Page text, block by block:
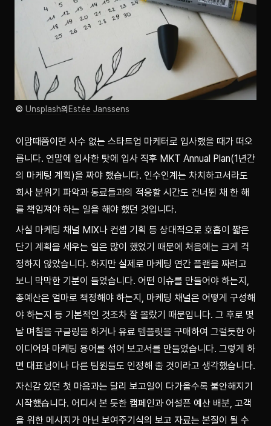
© Unsplash의 Estée Janssens
이맘때쯤이면 사수 없는 스타트업 마케터로 입사했을 때가 떠오
릅니다. 연말에 입사한 탓에 입사 직후 MKT Annual Plan(1년간
의 마케팅 계획)을 짜야 했습니다. 인수인계는 차치하고서라도
회사 분위기 파악과 동료들과의 적응할 시간도 건너뛴 채 한 해
를 책임져야 하는 일을 해야 했던 것입니다.
사실 마케팅 채널 MIX나 컨셉 기획 등 상대적으로 호흡이 짧은
단기 계획을 세우는 일은 많이 했었기 때문에 처음에는 크게 걱
정하지 않았습니다. 하지만 실제로 마케팅 연간 플랜을 짜려고
보니 막막한 기분이 들었습니다. 어떤 이슈를 만들어야 하는지,
총예산은 얼마로 책정해야 하는지, 마케팅 채널은 어떻게 구성해
야 하는지 등 기본적인 것조차 잘 몰랐기 때문입니다. 그 후로 몇
날 며칠을 구글링을 하거나 유료 템플릿을 구매하여 그럴듯한 아
이디어와 마케팅 용어를 섞어 보고서를 만들었습니다. 그렇게 하
면 대표님이나 다른 팀원들도 인정해 줄 것이라고 생각했습니다.
자신감 있던 첫 마음과는 달리 보고일이 다가올수록 불안해지기
시작했습니다. 어디서 본 듯한 캠페인과 어설픈 예산 배분, 고객
을 위한 메시지가 아닌 보여주기식의 보고 자료는 본질이 될 수